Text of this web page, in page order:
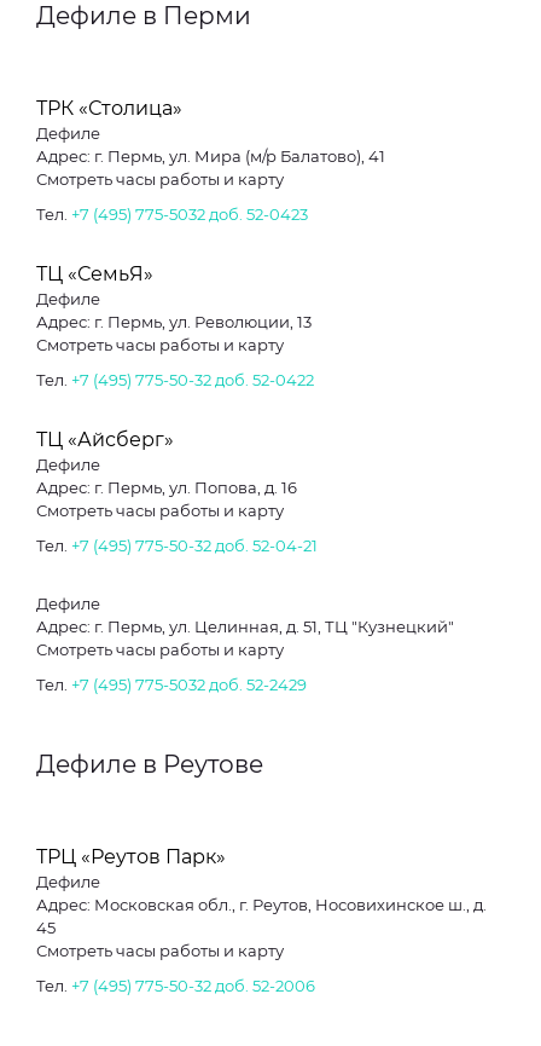
Дефиле в Перми
ТРК «Столица»
Дефиле
Адрес: г. Пермь, ул. Мира (м/р Балатово), 41
Смотреть часы работы и карту
Тел. +7 (495) 775-5032 доб. 52-0423
ТЦ «СемьЯ»
Дефиле
Адрес: г. Пермь, ул. Революции, 13
Смотреть часы работы и карту
Тел. +7 (495) 775-50-32 доб. 52-0422
ТЦ «Айсберг»
Дефиле
Адрес: г. Пермь, ул. Попова, д. 16
Смотреть часы работы и карту
Тел. +7 (495) 775-50-32 доб. 52-04-21
Дефиле
Адрес: г. Пермь, ул. Целинная, д. 51, ТЦ "Кузнецкий"
Смотреть часы работы и карту
Тел. +7 (495) 775-5032 доб. 52-2429
Дефиле в Реутове
ТРЦ «Реутов Парк»
Дефиле
Адрес: Московская обл., г. Реутов, Носовихинское ш., д.
45
Смотреть часы работы и карту
Тел. +7 (495) 775-50-32 доб. 52-2006